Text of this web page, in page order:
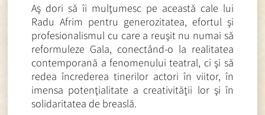
Aş dori să îi mulţumesc pe această cale lui
Radu Afrim pentru generozitatea, efortul şi
profesionalismul cu care a reuşit nu numai să
reformuleze Gala, conectând-o la realitatea
contemporană a fenomenului teatral, ci şi să
redea încrederea tinerilor actori în viitor, în
imensa potenţialitate a creativităţii lor şi în
solidaritatea de breaslă.